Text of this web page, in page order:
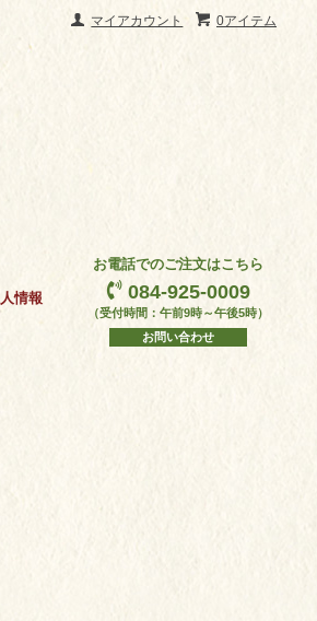
0アイテム
マイアカウント
情報
お電話でのご注文はこちら
084-925-0009
（受付時間：午前9時～午後5時）
お問い合わせ